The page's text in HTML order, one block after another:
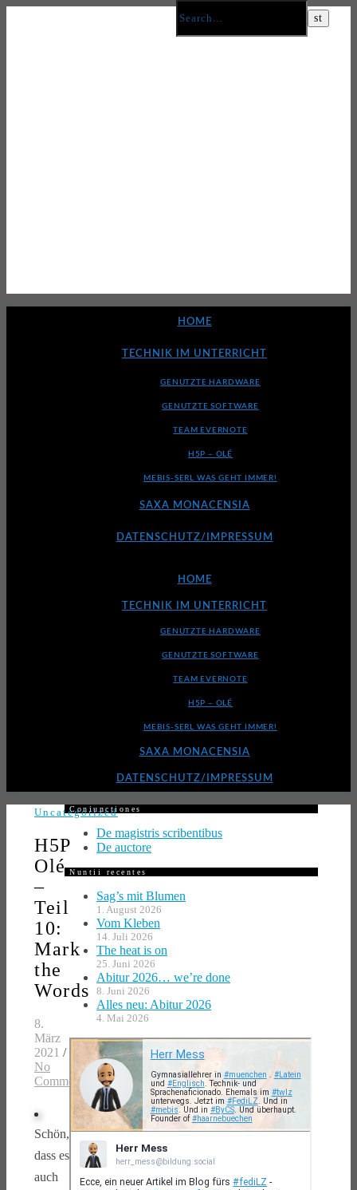
HOME
TECHNIK IM UNTERRICHT
GENUTZTE HARDWARE
GENUTZTE SOFTWARE
TEAM EVERNOTE
H5P – OLÉ
MEBIS-SERL WAS GEHT IMMER!
SAXA MONACENSIA
DATENSCHUTZ/IMPRESSUM
HOME
TECHNIK IM UNTERRICHT
GENUTZTE HARDWARE
GENUTZTE SOFTWARE
TEAM EVERNOTE
H5P – OLÉ
MEBIS-SERL WAS GEHT IMMER!
SAXA MONACENSIA
DATENSCHUTZ/IMPRESSUM
Uncategorized
H5P
Olé
–
Teil
10:
Mark
the
Words
8.
März
2021 /
No
Comments
Schön,
dass es
auch
Coniunctiones
De magistris scribentibus
De auctore
Nuntii recentes
Sag’s mit Blumen
1. August 2026
Vom Kleben
14. Juli 2026
The heat is on
25. Juni 2026
Abitur 2026… we’re done
8. Juni 2026
Alles neu: Abitur 2026
4. Mai 2026